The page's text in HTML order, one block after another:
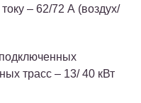
– 62/72 А (воздух/
трасс – 13/ 40 кВт